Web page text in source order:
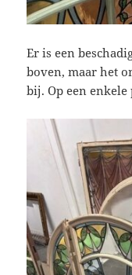
Er is een
boven, maar het
bij. Op een